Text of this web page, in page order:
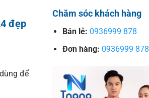
đẹp
để
Chăm sóc khách hàng
Bán lẻ: 0936999 878
Đơn hàng: 0936999 878